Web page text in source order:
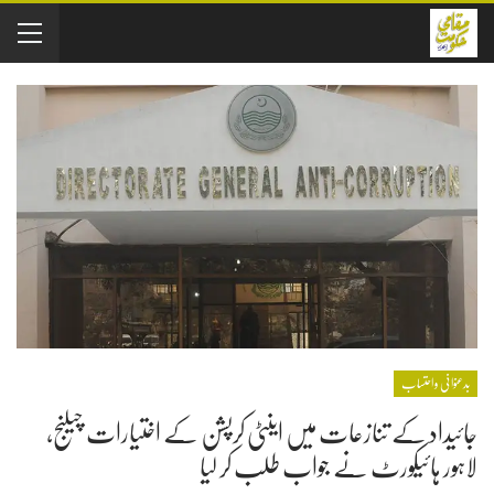
بدعنوانی و احتساب
جائیداد کے تنازعات میں اینٹی کرپشن کے اختیارات چیلنج،
لاہور ہائیکورٹ نے جواب طلب کر لیا